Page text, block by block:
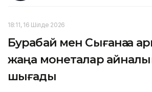
18:11, 16 Шілде 2026
Бурабай мен Сығанаққа
жаңа монеталар
шығады